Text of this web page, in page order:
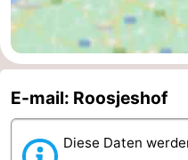
E-mail: Roosjeshof
Diese Daten